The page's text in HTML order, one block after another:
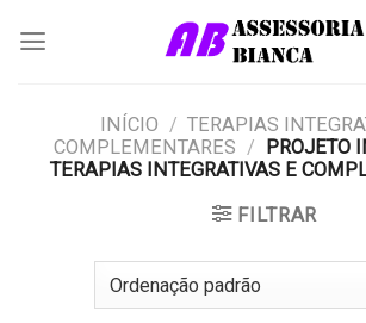
INÍCIO / TERAPIAS
COMPLEMENTARES / PROJETO
TERAPIAS INTEGRATIVAS E
FILTRAR